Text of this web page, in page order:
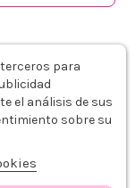
para
el análisis de sus
sobre su